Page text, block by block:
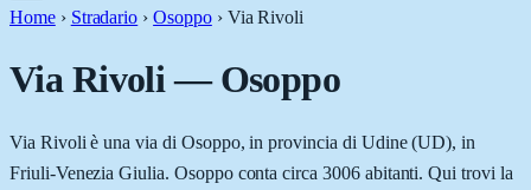
Home › Stradario › Osoppo › Via Rivoli
Via Rivoli—Osoppo
Via Rivoli è una via di Osoppo, in provincia di Udine (UD), in
Friuli-Venezia Giulia. Osoppo conta circa 3006 abitanti. Qui trovi la